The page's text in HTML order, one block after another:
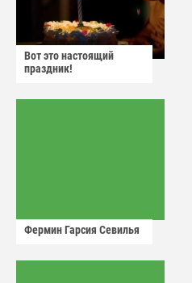
Вот это настоящий
праздник!
Фермин Гарсия Севилья